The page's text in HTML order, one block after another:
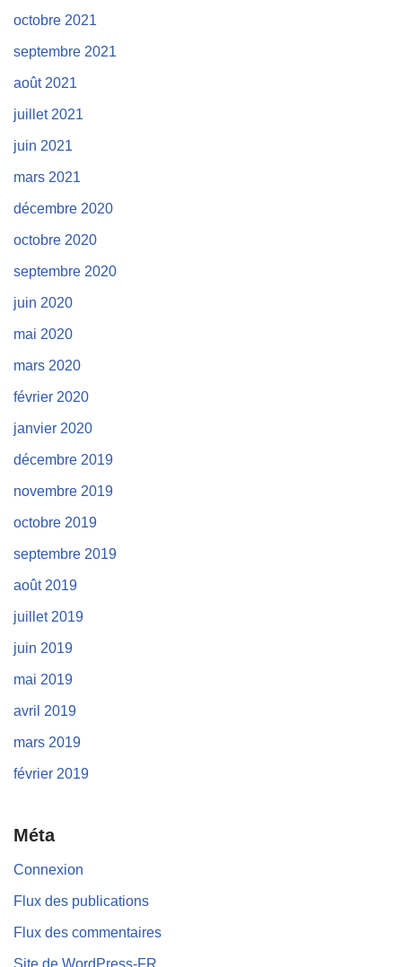
octobre 2021
septembre 2021
août 2021
juillet 2021
juin 2021
mars 2021
décembre 2020
octobre 2020
septembre 2020
juin 2020
mai 2020
mars 2020
février 2020
janvier 2020
décembre 2019
novembre 2019
octobre 2019
septembre 2019
août 2019
juillet 2019
juin 2019
mai 2019
avril 2019
mars 2019
février 2019
Méta
Connexion
Flux des publications
Flux des commentaires